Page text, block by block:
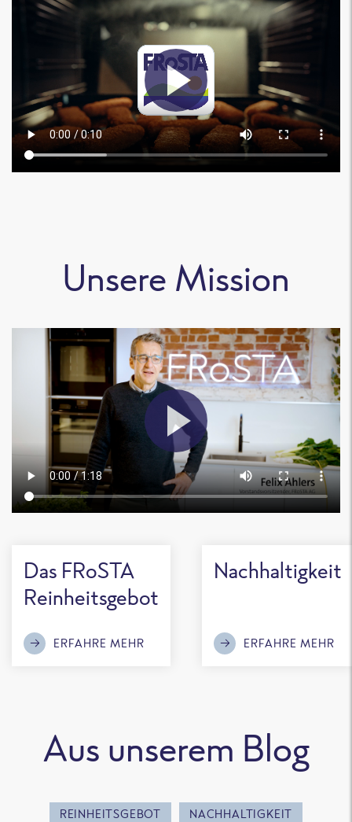
Unsere Mission
Das FRoSTA
Reinheitsgebot
ERFAHRE MEHR
Nachhaltigkeit
ERFAHRE MEHR
Aus unserem Blog
REINHEITSGEBOT NACHHALTIGKEIT